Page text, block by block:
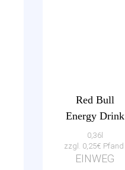
Red Bull
Energy Drink
0,36l
zzgl. 0,25€ Pfand
EINWEG